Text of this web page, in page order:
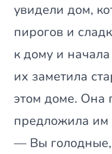
увидели дом,
пирогов и
к дому и
их заметила
этом доме. Она
предложила им
— Вы